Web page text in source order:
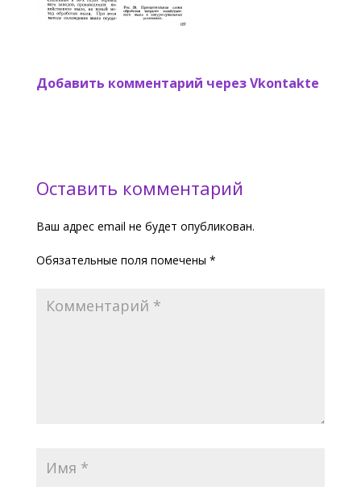
Добавить комментарий через Vkontakte
Оставить комментарий
Ваш адрес email не будет опубликован.
Обязательные поля помечены *